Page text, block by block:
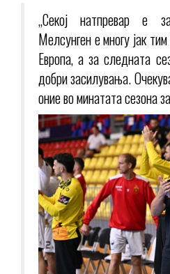
„Секој натпревар е
Мелсунген е многу јак
Европа, а за следната
добри засилувања.
оние во минатата сезона